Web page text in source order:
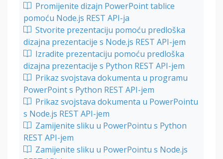
Promijenite dizajn PowerPoint tablice
pomoću Node.js REST API-ja
Stvorite prezentaciju pomoću predloška
dizajna prezentacije s Node.js REST API-jem
Izradite prezentaciju pomoću predloška
dizajna prezentacije s Python REST API-jem
Prikaz svojstava dokumenta u programu
PowerPoint s Python REST API-jem
Prikaz svojstava dokumenta u PowerPointu
s Node.js REST API-jem
Zamijenite sliku u PowerPointu s Python
REST API-jem
Zamijenite sliku u PowerPointu s Node.js